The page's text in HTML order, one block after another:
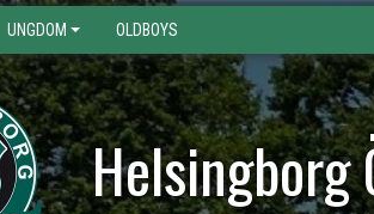
UNGDOM OLDBOYS
Helsingborg